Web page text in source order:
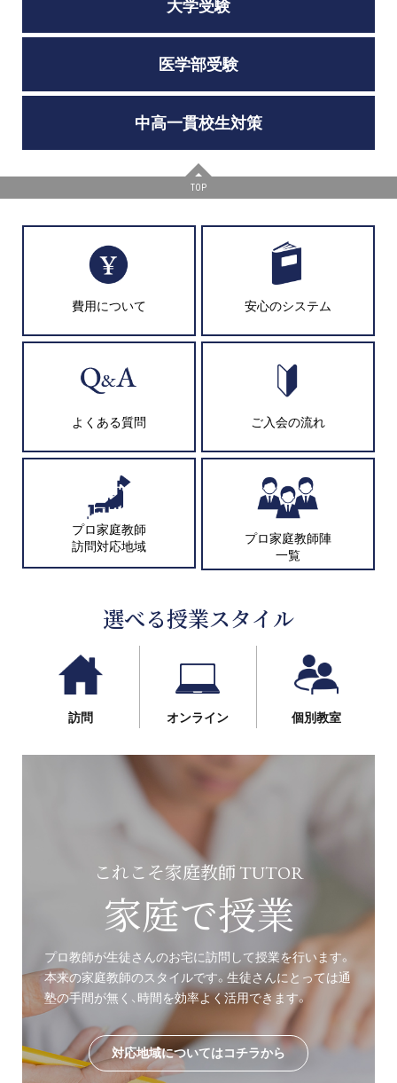
大学受験
医学部受験
中高一貫校生対策
TOP
費用について 安心のシステム
よくある質問 ご入会の流れ
プロ家庭教師
訪問対応地域
プロ家庭教師陣
一覧
選べる授業スタイル
訪問 オンライン 個別教室
これこそ家庭教師 TUTOR
家庭で授業
プロ教師が生徒さんのお宅に訪問して授業を行います。
本来の家庭教師のスタイルです。生徒さんにとっては通
塾の手間が無く、時間を効率よく活用できます。
対応地域についてはコチラから